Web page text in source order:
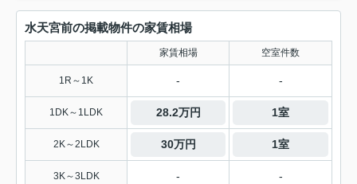
水天宮前の掲載物件の家賃相場
家賃相場 空室件数
1R～1K - -
1DK～1LDK 28.2万円 1室
2K～2LDK 30万円 1室
3K～3LDK - -